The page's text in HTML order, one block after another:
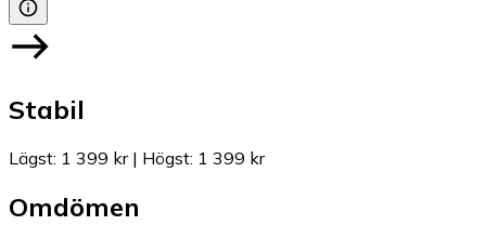
Stabil
Lägst: 1 399 kr| Högst: 1 399 kr
Omdömen